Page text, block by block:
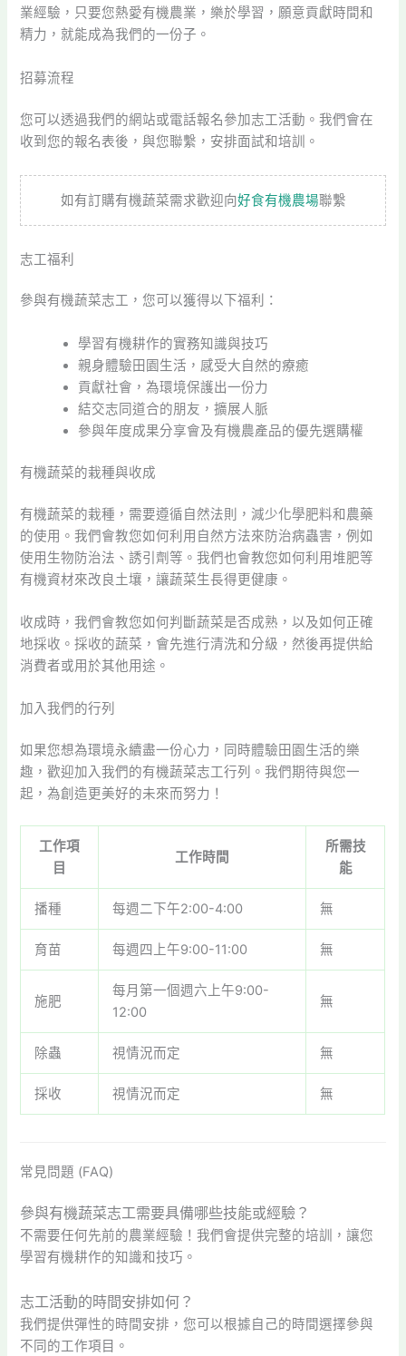
業經驗，只要您熱愛有機農業，樂於學習，願意貢獻時間和
精力，就能成為我們的一份子。
招募流程
您可以透過我們的網站或電話報名參加志工活動。我們會在
收到您的報名表後，與您聯繫，安排面試和培訓。
如有訂購有機蔬菜需求歡迎向好食有機農場聯繫
志工福利
參與有機蔬菜志工，您可以獲得以下福利：
學習有機耕作的實務知識與技巧
親身體驗田園生活，感受大自然的療癒
貢獻社會，為環境保護出一份力
結交志同道合的朋友，擴展人脈
參與年度成果分享會及有機農產品的優先選購權
有機蔬菜的栽種與收成
有機蔬菜的栽種，需要遵循自然法則，減少化學肥料和農藥
的使用。我們會教您如何利用自然方法來防治病蟲害，例如
使用生物防治法、誘引劑等。我們也會教您如何利用堆肥等
有機資材來改良土壤，讓蔬菜生長得更健康。
收成時，我們會教您如何判斷蔬菜是否成熟，以及如何正確
地採收。採收的蔬菜，會先進行清洗和分級，然後再提供給
消費者或用於其他用途。
加入我們的行列
如果您想為環境永續盡一份心力，同時體驗田園生活的樂
趣，歡迎加入我們的有機蔬菜志工行列。我們期待與您一
起，為創造更美好的未來而努力！
工作項
目
工作時間
所需技
能
播種 每週二下午2:00-4:00 無
育苗 每週四上午9:00-11:00 無
施肥
每月第一個週六上午9:00-
12:00
無
除蟲 視情況而定 無
採收 視情況而定 無
常見問題 (FAQ)
參與有機蔬菜志工需要具備哪些技能或經驗？
不需要任何先前的農業經驗！我們會提供完整的培訓，讓您
學習有機耕作的知識和技巧。
志工活動的時間安排如何？
我們提供彈性的時間安排，您可以根據自己的時間選擇參與
不同的工作項目。